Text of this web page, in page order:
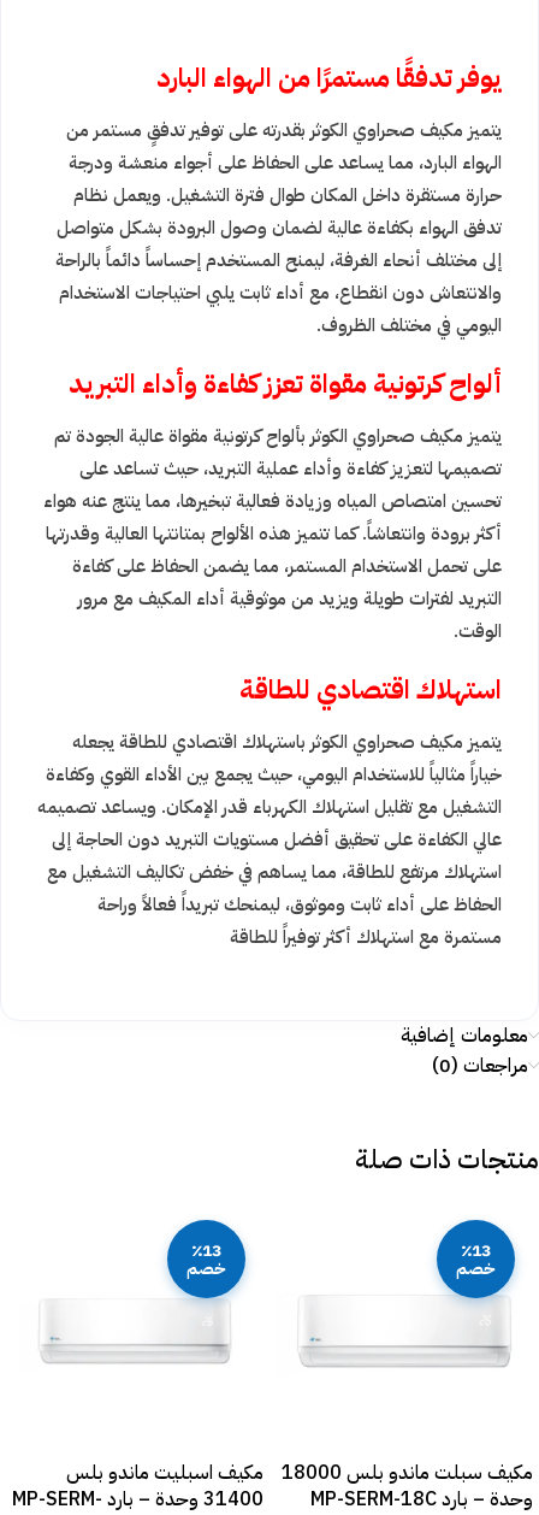
يوفر تدفقًا مستمرًا من الهواء البارد
يتميز مكيف صحراوي الكوثر بقدرته على توفير تدفقٍ مستمر من
الهواء البارد، مما يساعد على الحفاظ على أجواء منعشة ودرجة
حرارة مستقرة داخل المكان طوال فترة التشغيل. ويعمل نظام
تدفق الهواء بكفاءة عالية لضمان وصول البرودة بشكل متواصل
إلى مختلف أنحاء الغرفة، ليمنح المستخدم إحساساً دائماً بالراحة
والانتعاش دون انقطاع، مع أداء ثابت يلبي احتياجات الاستخدام
اليومي في مختلف الظروف.
ألواح كرتونية مقواة تعزز كفاءة وأداء التبريد
يتميز مكيف صحراوي الكوثر بألواح كرتونية مقواة عالية الجودة تم
تصميمها لتعزيز كفاءة وأداء عملية التبريد، حيث تساعد على
تحسين امتصاص المياه وزيادة فعالية تبخيرها، مما ينتج عنه هواء
أكثر برودة وانتعاشاً. كما تتميز هذه الألواح بمتانتها العالية وقدرتها
على تحمل الاستخدام المستمر، مما يضمن الحفاظ على كفاءة
التبريد لفترات طويلة ويزيد من موثوقية أداء المكيف مع مرور
الوقت.
استهلاك اقتصادي للطاقة
يتميز مكيف صحراوي الكوثر باستهلاك اقتصادي للطاقة يجعله
خياراً مثالياً للاستخدام اليومي، حيث يجمع بين الأداء القوي وكفاءة
التشغيل مع تقليل استهلاك الكهرباء قدر الإمكان. ويساعد تصميمه
عالي الكفاءة على تحقيق أفضل مستويات التبريد دون الحاجة إلى
استهلاك مرتفع للطاقة، مما يساهم في خفض تكاليف التشغيل مع
الحفاظ على أداء ثابت وموثوق، ليمنحك تبريداً فعالاً وراحة
مستمرة مع استهلاك أكثر توفيراً للطاقة
معلومات إضافية
مراجعات (0)
منتجات ذات صلة
٪13
خصم
مكيف سبلت ماندو بلس 18000
وحدة – بارد MP-SERM-18C
٪13
خصم
مكيف اسبليت ماندو بلس
31400 وحدة – بارد MP-SERM-